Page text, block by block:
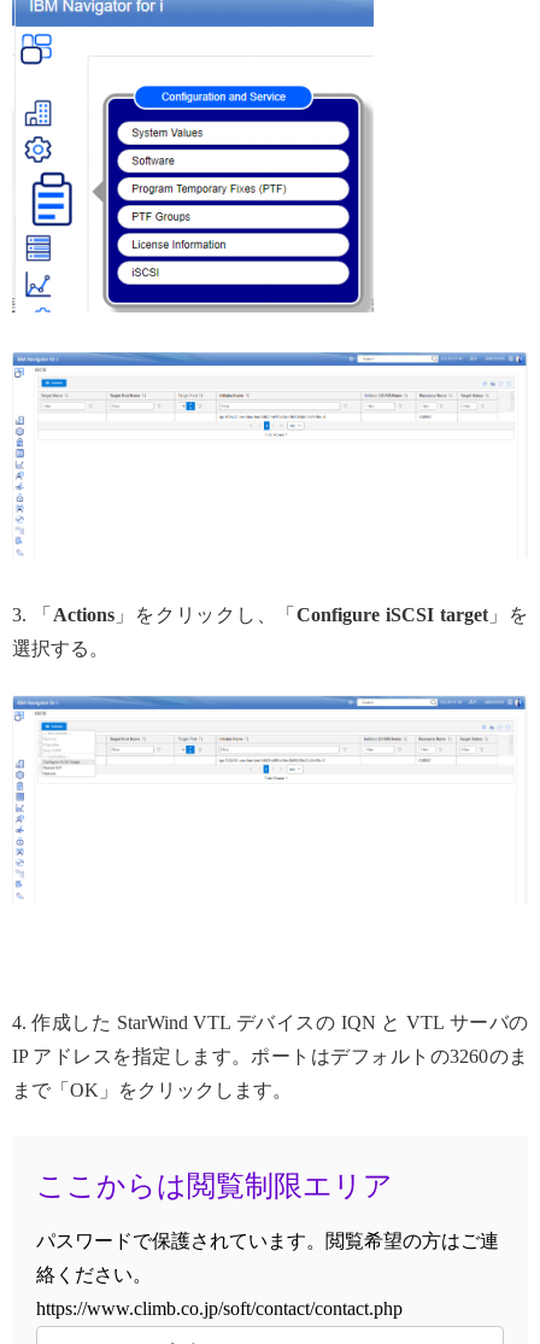
3. 「 Actions」をクリックし、「 Configure iSCSI target」を
選択する。
4. 作成した StarWind VTL デバイスの IQN と VTL サーバの
IP アドレスを指定します。ポートはデフォルトの3260のま
まで「OK」をクリックします。
ここからは閲覧制限エリア
パスワードで保護されています。閲覧希望の方はご連
絡ください。
https://www.climb.co.jp/soft/contact/contact.php